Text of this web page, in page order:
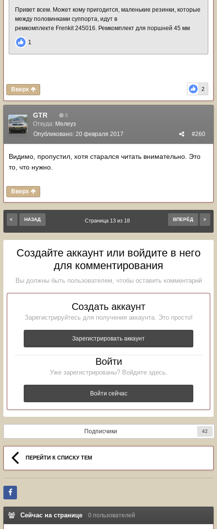
2
Вверх
GTR 0
Откуда: Мелеуз
#260
Опубликовано: 20 февраля 2017
Видимо, пропустил, хотя старался читать внимательно. Это
то, что нужно.
Вверх
НАЗАД ВПЕРЁД
Страница 13 из 18
Создайте аккаунт или войдите в него
для комментирования
Вы должны быть пользователем, чтобы оставить комментарий
Создать аккаунт
Зарегистрируйтесь для получения аккаунта. Это просто!
Зарегистрировать аккаунт
Войти
Уже зарегистрированы? Войдите здесь.
Войти сейчас
Подписчики 42
ПЕРЕЙТИ К СПИСКУ ТЕМ
Сейчас на странице 0 пользователей